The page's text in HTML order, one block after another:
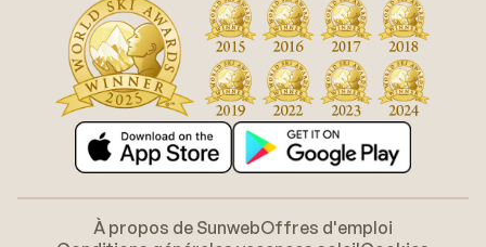
À propos de SunwebOffres d'emploi